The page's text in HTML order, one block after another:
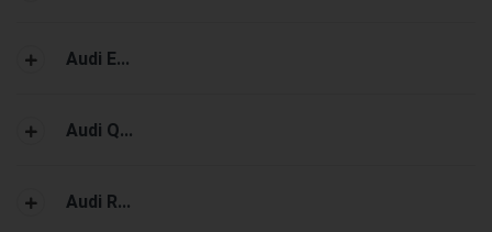
Audi E...
Audi Q...
Audi R...